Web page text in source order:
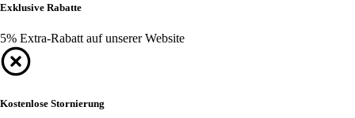
Exklusive Rabatte
5% Extra-Rabatt auf unserer Website
Kostenlose Stornierung